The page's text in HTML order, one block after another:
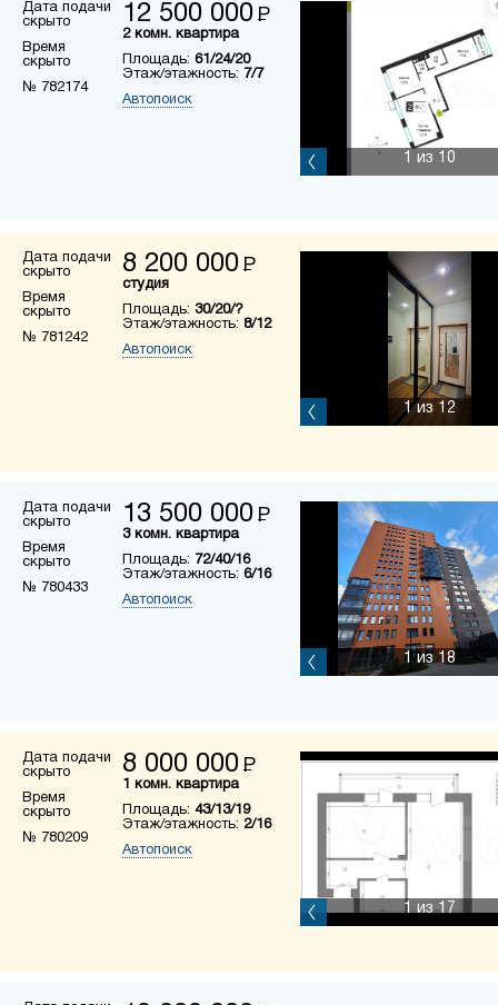
Дата подачи
скрыто
Время
скрыто
№ 782174
12 500 000 Р
2 комн. квартира
Площадь: 61/24/20
Этаж/этажность: 7/7
Автопоиск
1 из 10
Дата подачи
скрыто
Время
скрыто
№ 781242
8 200 000 Р
студия
Площадь: 30/20/?
Этаж/этажность: 8/12
Автопоиск
1из 12
Дата подачи
скрыто
Время
скрыто
№ 780433
13 500 000 Р
3 комн. квартира
Площадь: 72/40/16
Этаж/этажность: 6/16
Автопоиск
1из 18
Дата подачи
скрыто
Время
скрыто
№ 780209
8 000 000 Р
1 комн. квартира
Площадь: 43/13/19
Этаж/этажность: 2/16
Автопоиск
1 из 17